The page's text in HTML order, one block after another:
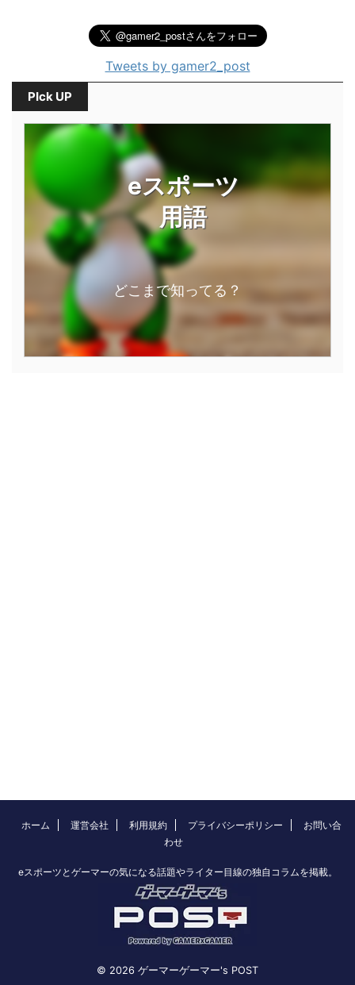
Tweets by gamer2_post
PIck UP
eスポーツ
用語
どこまで知ってる？
ホーム 運営会社 利用規約 プライバシーポリシー
お問い合
わせ
eスポーツとゲーマーの気になる話題やライター目線の独自コラムを掲載。
© 2026 ゲーマーゲーマー's POST